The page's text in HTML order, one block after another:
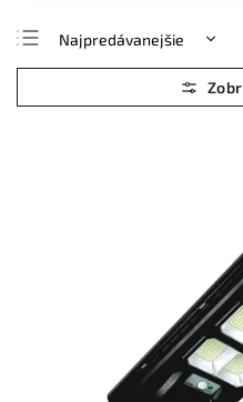
Najpredávanejšie
Najlacnejšie
Najdrahšie